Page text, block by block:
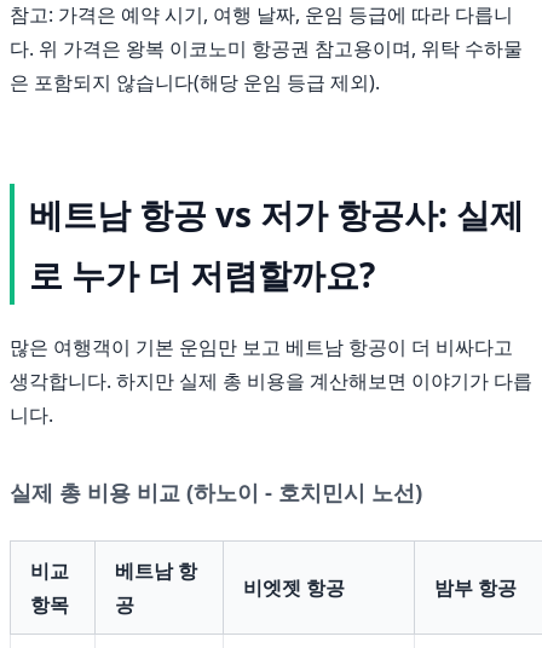
참고: 가격은 예약 시기, 여행 날짜, 운임 등급에 따라 다릅니
다. 위 가격은 왕복 이코노미 항공권 참고용이며, 위탁 수하물
은 포함되지 않습니다(해당 운임 등급 제외).
베트남 항공 vs 저가 항공사: 실제
로 누가 더 저렴할까요?
많은 여행객이 기본 운임만 보고 베트남 항공이 더 비싸다고
생각합니다. 하지만 실제 총 비용을 계산해보면 이야기가 다릅
니다.
실제 총 비용 비교 (하노이 - 호치민시 노선)
비교
항목
베트남 항
공
비엣젯 항공 밤부 항공